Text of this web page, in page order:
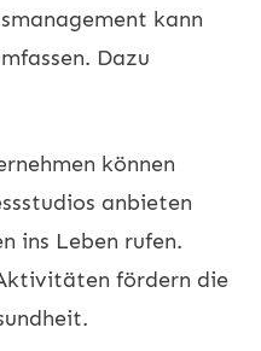
kann
Dazu
können
anbieten
ins Leben rufen.
fördern die